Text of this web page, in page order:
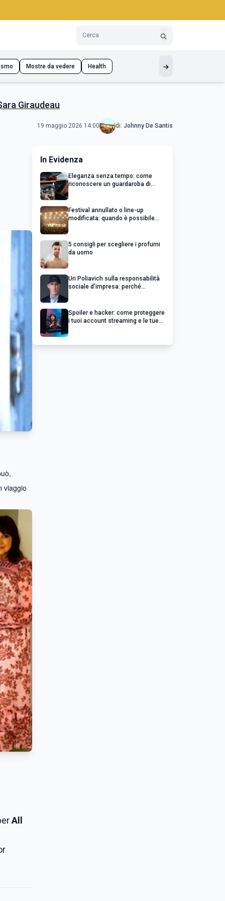
Mostre da vedere Health
Giraudeau
19 maggio 2026 14:00 di: Johnny De Santis
viaggio
All
In Evidenza
Eleganza senza tempo: come
riconoscere un guardaroba di
Festival annullato o line-up
modificata: quando è possibile
5 consigli per scegliere i profumi
da uomo
Uri Poliavich sulla responsabilità
sociale d’impresa: perché
Spoiler e hacker: come proteggere
i tuoi account streaming e le tue